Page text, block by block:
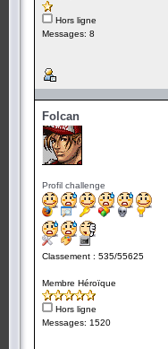
Hors ligne
Messages: 8
Folcan
Profil challenge
Classement : 535/55625
Membre Héroïque
Hors ligne
Messages: 1520